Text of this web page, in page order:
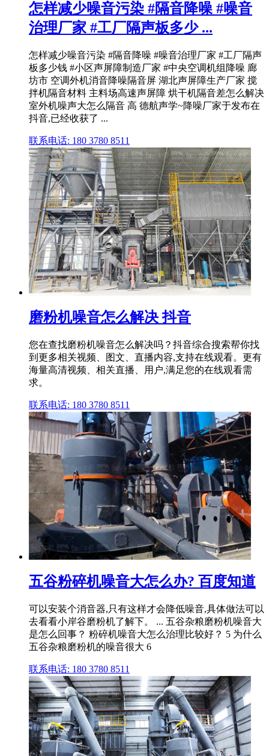
怎样减少噪音污染 #隔音降噪 #噪音
治理厂家 #工厂隔声板多少 ...
怎样减少噪音污染 #隔音降噪 #噪音治理厂家 #工厂隔声
板多少钱 #小区声屏障制造厂家 #中央空调机组降噪 廊
坊市 空调外机消音降噪隔音屏 湖北声屏障生产厂家 搅
拌机隔音材料 主料场高速声屏障 烘干机隔音差怎么解决
室外机噪声大怎么隔音 高 德航声学~降噪厂家于发布在
抖音,已经收获了 ...
联系电话: 180 3780 8511
磨粉机噪音怎么解决 抖音
您在查找磨粉机噪音怎么解决吗？抖音综合搜索帮你找
到更多相关视频、图文、直播内容,支持在线观看。更有
海量高清视频、相关直播、用户,满足您的在线观看需
求。
联系电话: 180 3780 8511
五谷粉碎机噪音大怎么办? 百度知道
可以安装个消音器,只有这样才会降低噪音,具体做法可以
去看看小岸谷磨粉机了解下。 ... 五谷杂粮磨粉机噪音大
是怎么回事？ 粉碎机噪音大怎么治理比较好？ 5 为什么
五谷杂粮磨粉机的噪音很大 6
联系电话: 180 3780 8511